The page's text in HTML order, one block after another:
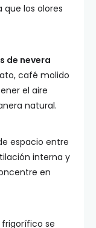
los olores
de nevera
café molido
el aire
natural.
espacio entre
interna y
en
frigorífico se